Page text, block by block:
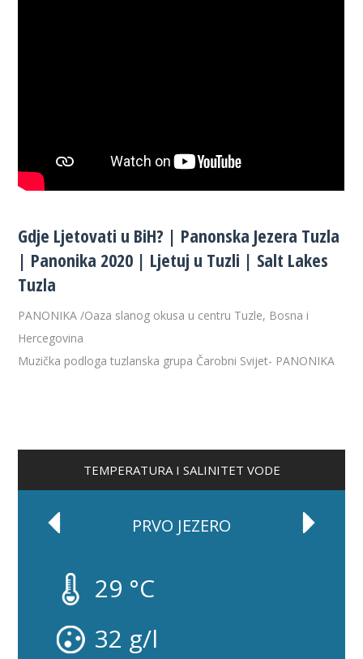
Gdje Ljetovati u BiH? | Panonska Jezera Tuzla
| Panonika 2020 | Ljetuj u Tuzli | Salt Lakes
Tuzla
PANONIKA /Oaza slanog okusa u centru Tuzle, Bosna i
Hercegovina
Muzička podloga tuzlanska grupa Čarobni Svijet- PANONIKA
TEMPERATURA I SALINITET VODE
DRUGO